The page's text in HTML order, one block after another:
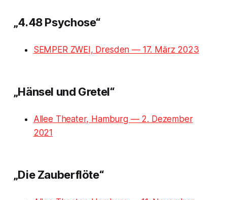
„4.48 Psychose“
SEMPER ZWEI, Dresden — 17. März 2023
„Hänsel und Gretel“
Allee Theater, Hamburg — 2. Dezember
2021
„Die Zauberflöte“